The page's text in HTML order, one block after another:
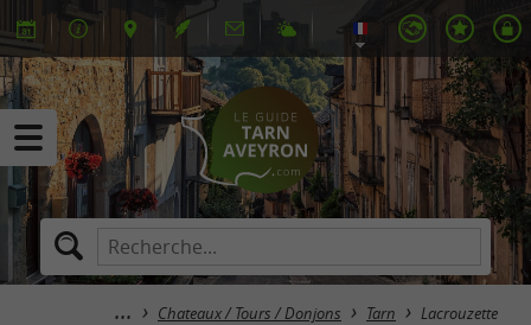
Chateaux / Tours / Donjons Tarn Lacrouzette